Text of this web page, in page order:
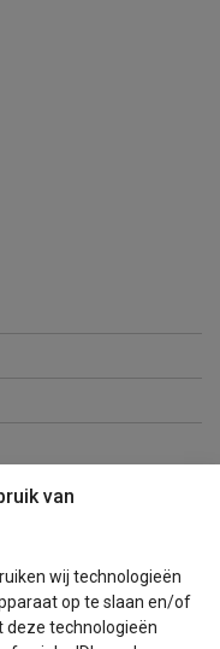
van
wij technologieën
op te slaan en/of
deze technologieën